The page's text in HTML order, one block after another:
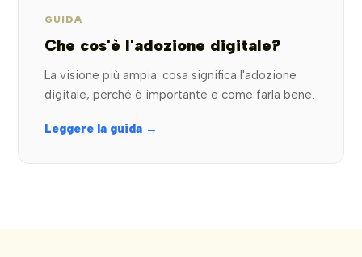
GUIDA
Che cos'è l'adozione digitale?
La visione più ampia: cosa significa l'adozione
digitale, perché è importante e come farla bene.
Leggere la guida →